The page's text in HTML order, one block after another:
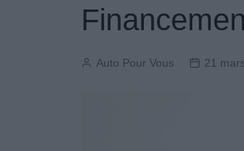
Auto Pour Vous 21